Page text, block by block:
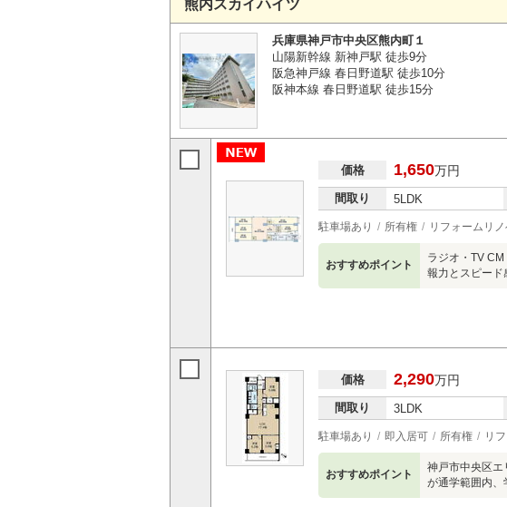
熊内スカイハイツ
兵庫県神戸市中央区熊内町１
山陽新幹線 新神戸駅 徒歩9分
阪急神戸線 春日野道駅 徒歩10分
阪神本線 春日野道駅 徒歩15分
価格 1,650万円
間取り 5LDK
駐車場あり 所有権 リフォームリ
おすすめポイント
ラジオ・TV
報力とスピード
価格 2,290万円
間取り 3LDK
駐車場あり 即入居可 所有権 リ
おすすめポイント
神戸市中央区エ
が通学範囲内